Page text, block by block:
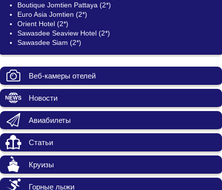
Boutique Jomtien Pattaya (2*)
Euro Asia Jomtien (2*)
Orient Hotel (2*)
Sawasdee Seaview Hotel (2*)
Sawasdee Siam (2*)
Веб-камеры отелей
Новости
Авиабилеты
Статьи
Круизы
Горные лыжи